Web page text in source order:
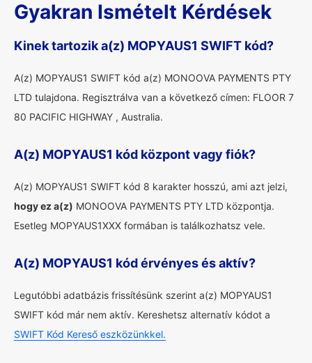
Gyakran Ismételt Kérdések
Kinek tartozik a(z) MOPYAUS1 SWIFT kód?
A(z) MOPYAUS1 SWIFT kód a(z) MONOOVA PAYMENTS PTY
LTD tulajdona. Regisztrálva van a következő címen: FLOOR 7
80 PACIFIC HIGHWAY , Australia.
A(z) MOPYAUS1 kód központ vagy fiók?
A(z) MOPYAUS1 SWIFT kód 8 karakter hosszú, ami azt jelzi,
hogy ez a(z) MONOOVA PAYMENTS PTY LTD központja.
Esetleg MOPYAUS1XXX formában is találkozhatsz vele.
A(z) MOPYAUS1 kód érvényes és aktív?
Legutóbbi adatbázis frissítésünk szerint a(z) MOPYAUS1
SWIFT kód már nem aktív. Kereshetsz alternatív kódot a
SWIFT Kód Kereső eszközünkkel.